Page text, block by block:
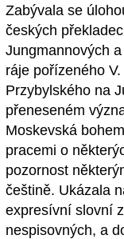
Zabývala se
českých
Jungmannových
ráje pořízeného
Przybylského na
přeneseném
Moskevská
pracemi o
pozornost
češtině. Ukázala
expresívní slovní
nespisovných, a